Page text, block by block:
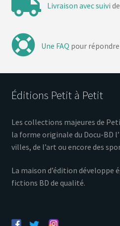
Livraison avec suivi
Une FAQ pour
Éditions Petit à Petit
Les collections majeures de
la forme originale du Docu-BD
villes, de l’art ou encore des
La maison d’édition développe
fictions BD de qualité.